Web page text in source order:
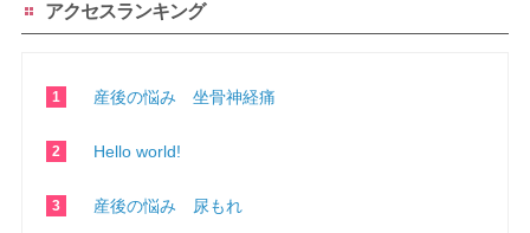
アクセスランキング
産後の悩み 坐骨神経痛
Hello world!
産後の悩み 尿もれ